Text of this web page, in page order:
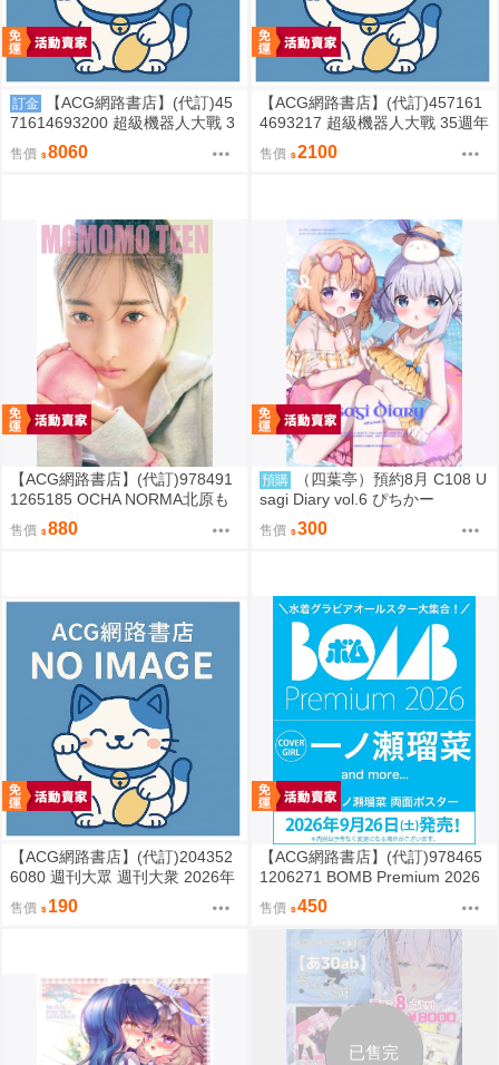
訂金
【ACG網路書店】(代訂)45
71614693200 超級機器人大戰 3
5週年紀念 JAM Project 主題歌完
整專輯 完全生產限定盤
售價 8060
【ACG網路書店】(代訂)457161
4693217 超級機器人大戰 35週年
紀念 JAM Project 主題歌完整專
輯 通常盤
售價 2100
【ACG網路書店】(代訂)978491
1265185 OCHA NORMA北原も
も 寫真集「もももてぃーん。」
售價 880
預購
（四葉亭）預約8月 C108 U
sagi Diary vol.6 ぴちかー
售價 300
【ACG網路書店】(代訂)204352
6080 週刊大眾 週刊大衆 2026年
8月31日號 附:海報
售價 190
【ACG網路書店】(代訂)978465
1206271 BOMB Premium 2026
封面:一ノ瀬瑠菜 附:雙面海報
售價 450
已售完